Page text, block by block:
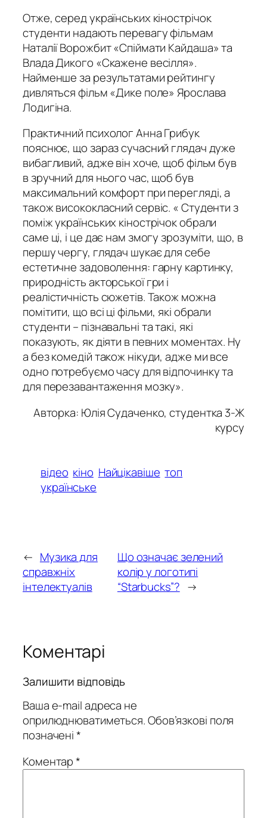
Отже, серед українських кінострічок
студенти надають перевагу фільмам
Наталії Ворожбит «Спіймати Кайдаша» та
Влада Дикого «Скажене весілля».
Найменше за результатами рейтингу
дивляться фільм «Дике поле» Ярослава
Лодигіна.
Практичний психолог Анна Грибук
пояснює, що зараз сучасний глядач дуже
вибагливий, адже він хоче, щоб фільм був
в зручний для нього час, щоб був
максимальний комфорт при перегляді, а
також висококласний сервіс. « Студенти з
поміж українських кінострічок обрали
саме ці, і це дає нам змогу зрозуміти, що, в
першу чергу, глядач шукає для себе
естетичне задоволення: гарну картинку,
природність акторської гри і
реалістичність сюжетів. Також можна
помітити, що всі ці фільми, які обрали
студенти – пізнавальні та такі, які
показують, як діяти в певних моментах. Ну
а без комедій також нікуди, адже ми все
одно потребуємо часу для відпочинку та
для перезавантаження мозку».
Авторка: Юлія Судаченко, студентка 3-Ж
курсу
відео кіно Найцікавіше топ
українське
← Музика для
справжніх
інтелектуалів
Що означає зелений
колір у логотипі
“Starbucks”? →
Коментарі
Залишити відповідь
Ваша e-mail адреса не
оприлюднюватиметься.Обов’язкові поля
позначені*
Коментар*